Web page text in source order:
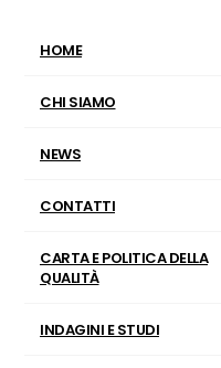
HOME
CHI SIAMO
NEWS
CONTATTI
CARTA E POLITICA DELLA
QUALITÀ
INDAGINI E STUDI